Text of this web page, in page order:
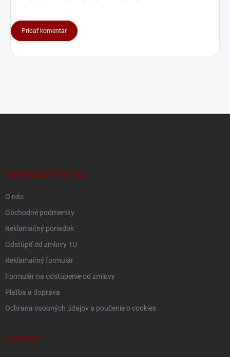
Pridať komentár
INFORMÁCIE PRE VÁS
O nás
Obchodné podmienky
Reklamačný poriadok
Odstúpiť od zmluvy TU
Reklamačný formulár
Formulár na odstúpenie od zmluvy
Platba a doprava
Ochrana osobných údajov a poučenie o cookies
KONTAKT